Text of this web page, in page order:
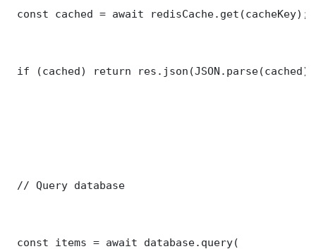
const cached = await redisCache.get(cacheKey);
if (cached) return
// Query database
const items = await database.query(